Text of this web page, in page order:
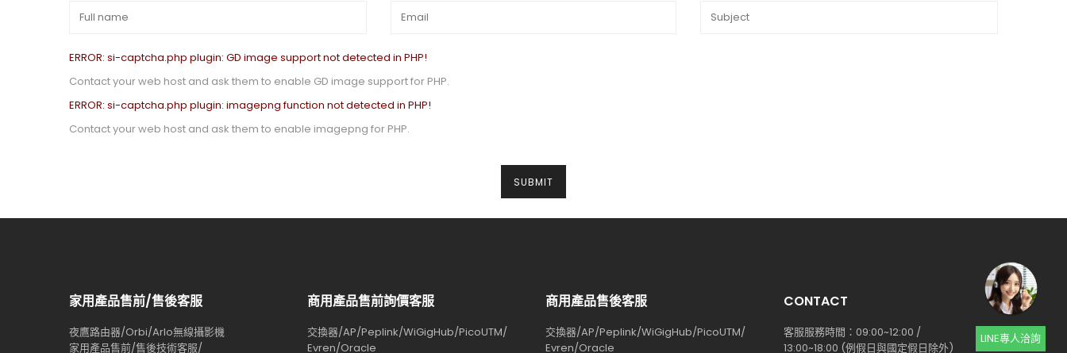
ERROR: si-captcha.php plugin: GD image support not detected in PHP!
Contact your web host and ask them to enable GD image support for PHP.
ERROR: si-captcha.php plugin: imagepng function not detected in PHP!
Contact your web host and ask them to enable imagepng for PHP.
家用產品售前/售後客服
夜鷹路由器/Orbi/Arlo無線攝影機
家用產品售前/售後技術客服/
商用產品售前詢價客服
交換器/AP/Peplink/WiGigHub/PicoUTM/
Evren/Oracle
商用產品售後客服
交換器/AP/Peplink/WiGigHub/PicoUTM/
Evren/Oracle
CONTACT
客服服務時間：09:00~12:00 /
13:00~18:00 (例假日與國定假日除外)
LINE專人洽詢